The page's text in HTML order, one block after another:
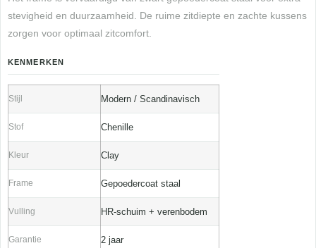
stevigheid en duurzaamheid. De ruime zitdiepte en zachte kussens
zorgen voor optimaal zitcomfort.
KENMERKEN
Stijl Modern / Scandinavisch
Stof Chenille
Kleur Clay
Frame Gepoedercoat staal
Vulling HR-schuim + verenbodem
Garantie 2 jaar